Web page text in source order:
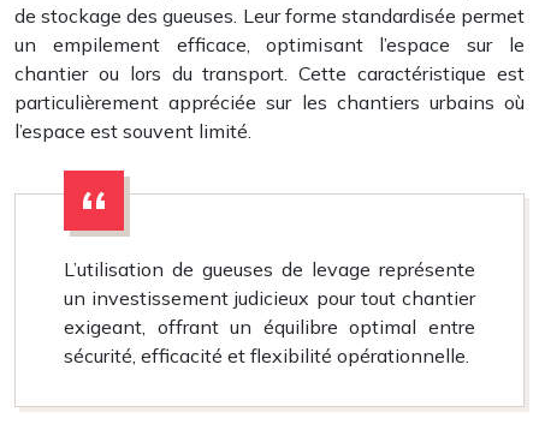
de stockage des gueuses. Leur forme standardisée permet
un empilement efficace, optimisant l’espace sur le
chantier ou lors du transport. Cette caractéristique est
particulièrement appréciée sur les chantiers urbains où
l’espace est souvent limité.
L’utilisation de gueuses de levage représente
un investissement judicieux pour tout chantier
exigeant, offrant un équilibre optimal entre
sécurité, efficacité et flexibilité opérationnelle.